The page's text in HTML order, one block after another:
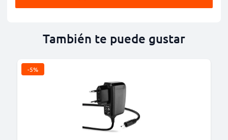
También te puede gustar
-5%